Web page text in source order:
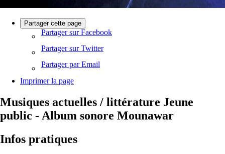
Partager cette page
Partager sur Facebook
Partager sur Twitter
Partager par Email
Imprimer la page
Musiques actuelles / littérature Jeune
public - Album sonore Mounawar
Infos pratiques